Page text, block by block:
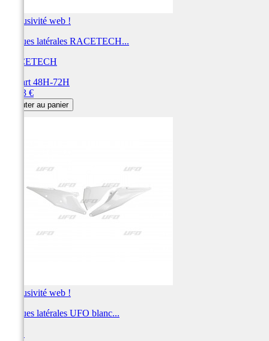
Exclusivité web !
Plaques latérales RACETECH...
RACETECH
Départ 48H-72H
78,43 €
Ajouter au panier
Exclusivité web !
Plaques latérales UFO blanc...